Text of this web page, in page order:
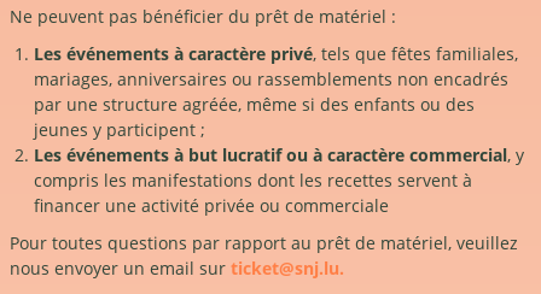
Ne peuvent pas bénéficier du prêt de matériel :
Les événements à caractère privé, tels que fêtes familiales,
mariages, anniversaires ou rassemblements non encadrés
par une structure agréée, même si des enfants ou des
jeunes y participent ;
Les événements à but lucratif ou à caractère commercial, y
compris les manifestations dont les recettes servent à
financer une activité privée ou commerciale
Pour toutes questions par rapport au prêt de matériel, veuillez
nous envoyer un email sur ticket@snj.lu.